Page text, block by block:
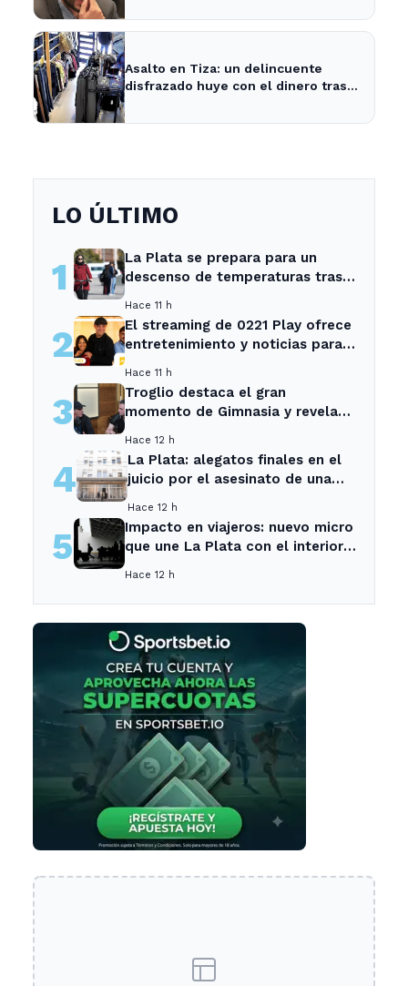
Asalto en Tiza: un delincuente
disfrazado huye con el dinero tras
LO ÚLTIMO
1
La Plata se prepara para un
descenso de temperaturas tras
Hace 11 h
2
El streaming de 0221 Play ofrece
entretenimiento y noticias para
Hace 11 h
3
Troglio destaca el gran
momento de Gimnasia y revela
Hace 12 h
4
La Plata: alegatos finales en el
juicio por el asesinato de una
Hace 12 h
5
Impacto en viajeros: nuevo micro
que une La Plata con el interior
Hace 12 h